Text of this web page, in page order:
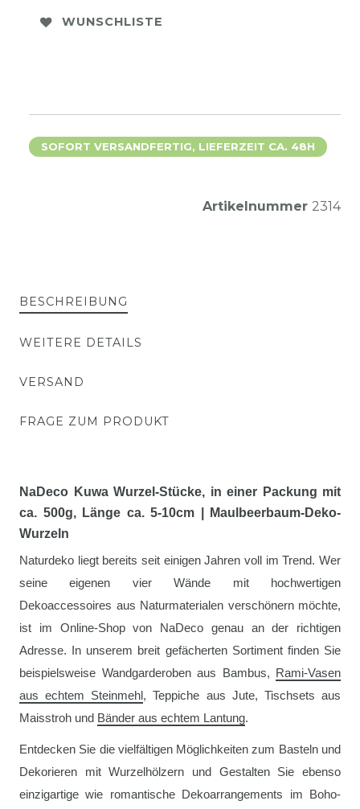
WUNSCHLISTE
SOFORT VERSANDFERTIG, LIEFERZEIT CA. 48H
Artikelnummer 2314
BESCHREIBUNG
WEITERE DETAILS
VERSAND
FRAGE ZUM PRODUKT
NaDeco Kuwa Wurzel-Stücke, in einer Packung mit
ca. 500g, Länge ca. 5-10cm | Maulbeerbaum-Deko-
Wurzeln
Naturdeko liegt bereits seit einigen Jahren voll im Trend. Wer
seine eigenen vier Wände mit hochwertigen
Dekoaccessoires aus Naturmaterialen verschönern möchte,
ist im Online-Shop von NaDeco genau an der richtigen
Adresse. In unserem breit gefächerten Sortiment finden Sie
beispielsweise Wandgarderoben aus Bambus,
Rami-Vasen
aus echtem Steinmehl , Teppiche aus Jute, Tischsets aus
Maisstroh und Bänder aus echtem Lantung.
Entdecken Sie die vielfältigen Möglichkeiten zum Basteln und
Dekorieren mit Wurzelhölzern und Gestalten Sie ebenso
einzigartige wie romantische Dekoarrangements im Boho-